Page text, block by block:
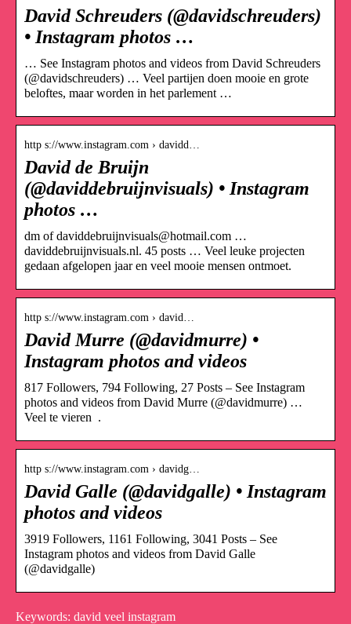
David Schreuders (@davidschreuders)
• Instagram photos …
… See Instagram photos and videos from David Schreuders
(@davidschreuders) … Veel partijen doen mooie en grote
beloftes, maar worden in het parlement …
http s://www.instagram.com › davidd…
David de Bruijn
(@daviddebruijnvisuals) • Instagram
photos …
dm of daviddebruijnvisuals@hotmail.com …
daviddebruijnvisuals.nl. 45 posts … Veel leuke projecten
gedaan afgelopen jaar en veel mooie mensen ontmoet.
http s://www.instagram.com › david…
David Murre (@davidmurre) •
Instagram photos and videos
817 Followers, 794 Following, 27 Posts – See Instagram
photos and videos from David Murre (@davidmurre) …
Veel te vieren ‍ .
http s://www.instagram.com › davidg…
David Galle (@davidgalle) • Instagram
photos and videos
3919 Followers, 1161 Following, 3041 Posts – See
Instagram photos and videos from David Galle
(@davidgalle)
Keywords: david veel instagram